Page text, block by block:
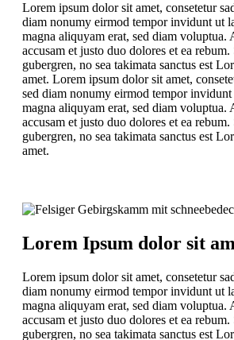
Lorem ipsum dolor sit amet, consetetur
diam nonumy eirmod tempor invidunt ut
magna aliquyam erat, sed diam voluptua.
accusam et justo duo dolores et ea rebum.
gubergren, no sea takimata sanctus est
amet. Lorem ipsum dolor sit amet,
sed diam nonumy eirmod tempor
magna aliquyam erat, sed diam voluptua.
accusam et justo duo dolores et ea rebum.
gubergren, no sea takimata sanctus est
amet.
Lorem Ipsum dolor sit
Lorem ipsum dolor sit amet, consetetur
diam nonumy eirmod tempor invidunt ut
magna aliquyam erat, sed diam voluptua.
accusam et justo duo dolores et ea rebum.
gubergren, no sea takimata sanctus est